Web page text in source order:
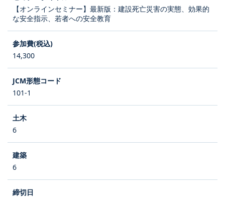
【オンラインセミナー】最新版：建設死亡災害の実態、効果的
な安全指示、若者への安全教育
14,300
101-1
6
6